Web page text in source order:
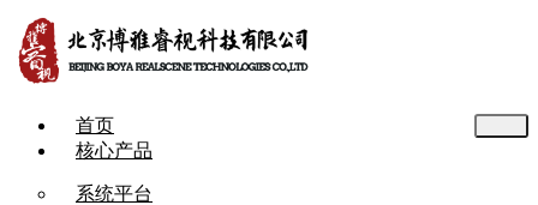
首页
核心产品
系统平台